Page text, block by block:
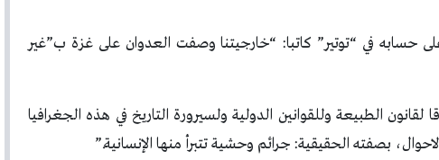
حسابه في “توتير” كاتبا: “خارجيتنا وصفت العدوان على غزة ب”غير
لقانون الطبيعة وللقوانين الدولية ولسيرورة التاريخ في هذه الجغرافيا
بصفته الحقيقية: جرائم وحشية تتبرأ منها الإنسانية.”